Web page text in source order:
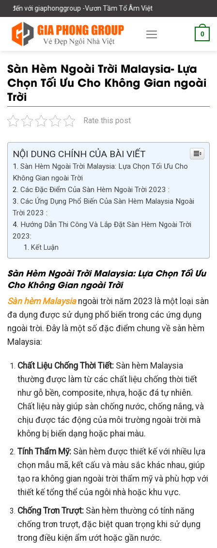
Skip
to
content
-Vươn Tầm Tổ Âm Việt
0
Sàn Hèm Ngoài Trời Malaysia- Lựa
Chọn Tối Ưu Cho Không Gian ngoài
Trời
Rate this post
NỘI DUNG CHÍNH CỦA BÀI VIẾT
Sàn Hèm Ngoài Trời Malaysia: Lựa Chọn Tối Ưu Cho
Không Gian ngoài Trời
Các Đặc Điểm Của Sàn Hèm Ngoài Trời 2023 :
Các Ứng Dụng Phổ Biến Của Sàn Hèm Malaysia Ngoài
Trời 2023 :
Hướng Dẫn Thi Công Và Lắp Đặt Sàn Hèm Ngoài Trời
2023:
Kết Luận
Sàn Hèm Ngoài Trời Malaysia: Lựa Chọn Tối Ưu
Cho Không Gian ngoài Trời
Sàn hèm Malaysiangoài trời năm 2023 là một loại sàn
đa dụng được sử dụng phổ biến trong các ứng dụng
ngoài trời. Đây là một số đặc điểm chung về sàn hèm
Malaysia:
Chất Liệu Chống Thời Tiết:Sàn hèm Malaysia
thường được làm từ các chất liệu chống thời tiết
như gỗ bền, composite, nhựa, hoặc đá tự nhiên.
Chất liệu này giúp sàn chống nước, chống nắng, và
chịu được tác động của môi trường ngoài trời mà
không bị biến dạng hoặc phai màu.
Tính Thẩm Mỹ:Sàn hèm được thiết kế với nhiều lựa
chọn mẫu mã, kết cấu và màu sắc khác nhau, giúp
tạo ra không gian ngoài trời thẩm mỹ và phù hợp với
thiết kế tổng thể của ngôi nhà hoặc khu vực.
Chống Trơn Trượt:Sàn hèm thường có tính năng
chống trơn trượt, đặc biệt quan trọng khi sử dụng
trong điều kiện ẩm ướt hoặc gần nước.